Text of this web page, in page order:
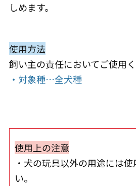
しめます。
使用方法
飼い主の責任においてご使用く
・対象種…全犬種
使用上の注意
・犬の玩具以外の用途には
い。